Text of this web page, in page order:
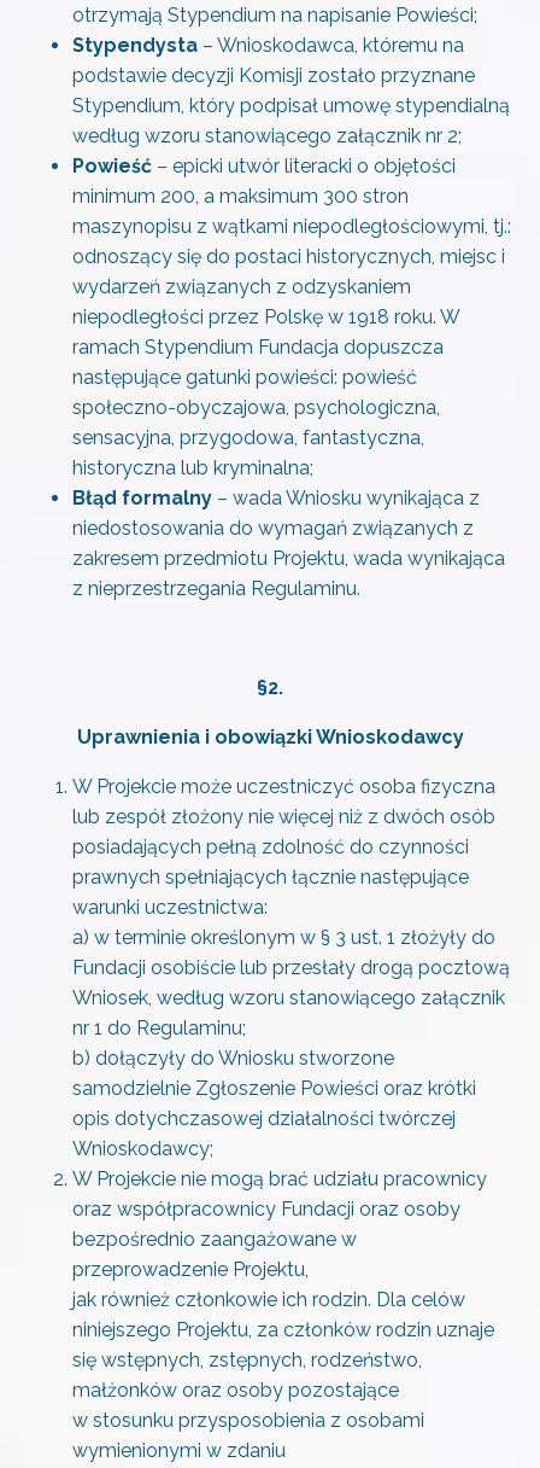
otrzymają Stypendium na napisanie Powieści;
Stypendysta – Wnioskodawca, któremu na
podstawie decyzji Komisji zostało przyznane
Stypendium, który podpisał umowę stypendialną
według wzoru stanowiącego załącznik nr 2;
Powieść – epicki utwór literacki o objętości
minimum 200, a maksimum 300 stron
maszynopisu z wątkami niepodległościowymi, tj.:
odnoszący się do postaci historycznych, miejsc i
wydarzeń związanych z odzyskaniem
niepodległości przez Polskę w 1918 roku. W
ramach Stypendium Fundacja dopuszcza
następujące gatunki powieści: powieść
społeczno-obyczajowa, psychologiczna,
sensacyjna, przygodowa, fantastyczna,
historyczna lub kryminalna;
Błąd formalny – wada Wniosku wynikająca z
niedostosowania do wymagań związanych z
zakresem przedmiotu Projektu, wada wynikająca
z nieprzestrzegania Regulaminu.
§2.
Uprawnienia i obowiązki Wnioskodawcy
W Projekcie może uczestniczyć osoba fizyczna
lub zespół złożony nie więcej niż z dwóch osób
posiadających pełną zdolność do czynności
prawnych spełniających łącznie następujące
warunki uczestnictwa:
a) w terminie określonym w § 3 ust. 1 złożyły do
Fundacji osobiście lub przesłały drogą pocztową
Wniosek, według wzoru stanowiącego załącznik
nr 1 do Regulaminu;
b) dołączyły do Wniosku stworzone
samodzielnie Zgłoszenie Powieści oraz krótki
opis dotychczasowej działalności twórczej
Wnioskodawcy;
W Projekcie nie mogą brać udziału pracownicy
oraz współpracownicy Fundacji oraz osoby
bezpośrednio zaangażowane w
przeprowadzenie Projektu,
jak również członkowie ich rodzin. Dla celów
niniejszego Projektu, za członków rodzin uznaje
się wstępnych, zstępnych, rodzeństwo,
małżonków oraz osoby pozostające
w stosunku przysposobienia z osobami
wymienionymi w zdaniu